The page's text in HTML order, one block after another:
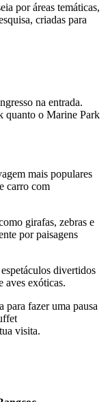
por áreas temáticas,
criadas para
na entrada.
quanto o Marine Park
mais populares
carro com
girafas, zebras e
por paisagens
divertidos
aves exóticas.
para fazer uma pausa
visita.